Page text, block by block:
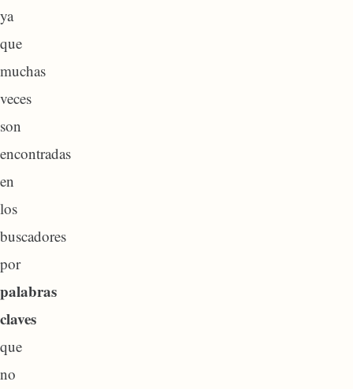
ya
que
muchas
veces
son
encontradas
en
los
buscadores
por
palabras
claves
que
no